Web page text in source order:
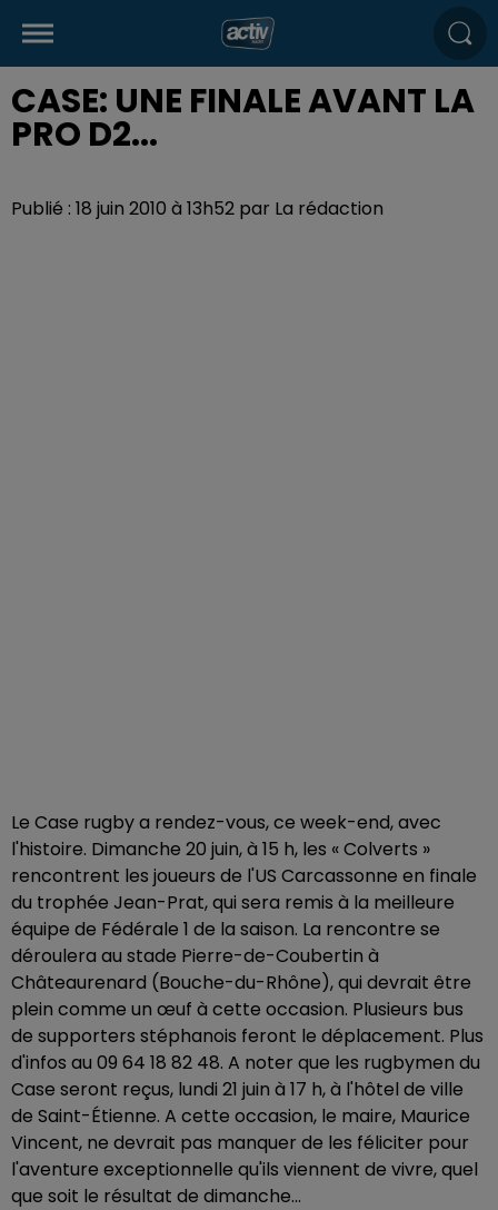
CASE: UNE FINALE AVANT LA
PRO D2...
Publié : 18 juin 2010 à 13h52 par La rédaction
Le Case rugby a rendez-vous, ce week-end, avec
l'histoire. Dimanche 20 juin, à 15 h, les « Colverts »
rencontrent les joueurs de l'US Carcassonne en finale
du trophée Jean-Prat, qui sera remis à la meilleure
équipe de Fédérale 1 de la saison. La rencontre se
déroulera au stade Pierre-de-Coubertin à
Châteaurenard (Bouche-du-Rhône), qui devrait être
plein comme un œuf à cette occasion. Plusieurs bus
de supporters stéphanois feront le déplacement. Plus
d'infos au 09 64 18 82 48. A noter que les rugbymen du
Case seront reçus, lundi 21 juin à 17 h, à l'hôtel de ville
de Saint-Étienne. A cette occasion, le maire, Maurice
Vincent, ne devrait pas manquer de les féliciter pour
l'aventure exceptionnelle qu'ils viennent de vivre, quel
que soit le résultat de dimanche...